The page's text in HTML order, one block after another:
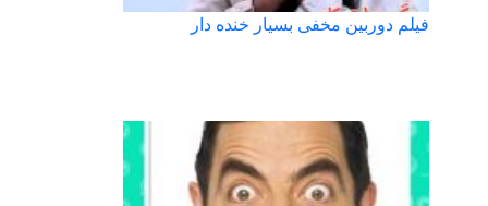
فیلم دوربین مخفی بسیار خنده دار